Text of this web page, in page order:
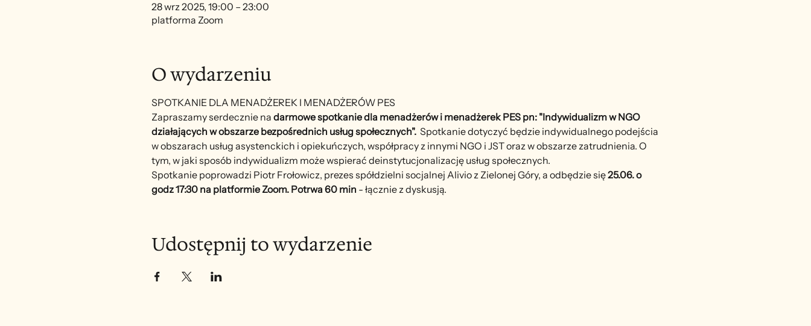
28 wrz 2025, 19:00 – 23:00
platforma Zoom
O wydarzeniu
SPOTKANIE DLA MENADŻEREK I MENADŻERÓW PES
Zapraszamy serdecznie na darmowe spotkanie dla menadżerów i menadżerek PES pn: "Indywidualizm w NGO
działających w obszarze bezpośrednich usług społecznych". Spotkanie dotyczyć będzie indywidualnego podejścia
w obszarach usług asystenckich i opiekuńczych, współpracy z innymi NGO i JST oraz w obszarze zatrudnienia. O
tym, w jaki sposób indywidualizm może wspierać deinstytucjonalizację usług społecznych.
Spotkanie poprowadzi Piotr Frołowicz, prezes spółdzielni socjalnej Alivio z Zielonej Góry, a odbędzie się 25.06. o
godz 17:30 na platformie Zoom. Potrwa 60 min - łącznie z dyskusją.
Udostępnij to wydarzenie